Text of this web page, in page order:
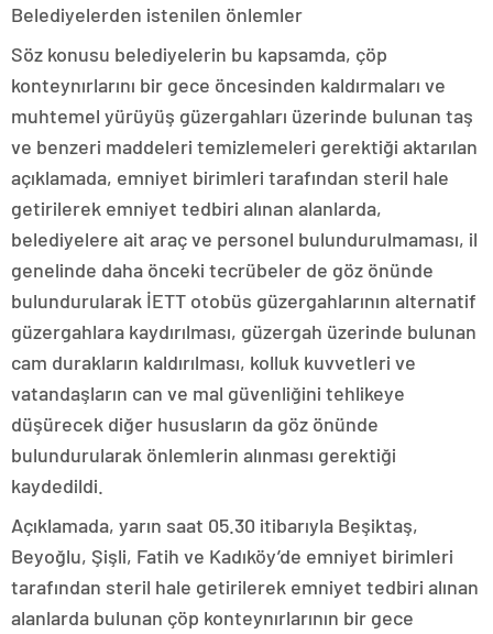
Belediyelerden istenilen önlemler
Söz konusu belediyelerin bu kapsamda, çöp
konteynırlarını bir gece öncesinden kaldırmaları ve
muhtemel yürüyüş güzergahları üzerinde bulunan taş
ve benzeri maddeleri temizlemeleri gerektiği aktarılan
açıklamada, emniyet birimleri tarafından steril hale
getirilerek emniyet tedbiri alınan alanlarda,
belediyelere ait araç ve personel bulundurulmaması, il
genelinde daha önceki tecrübeler de göz önünde
bulundurularak İETT otobüs güzergahlarının alternatif
güzergahlara kaydırılması, güzergah üzerinde bulunan
cam durakların kaldırılması, kolluk kuvvetleri ve
vatandaşların can ve mal güvenliğini tehlikeye
düşürecek diğer hususların da göz önünde
bulundurularak önlemlerin alınması gerektiği
kaydedildi.
Açıklamada, yarın saat 05.30 itibarıyla Beşiktaş,
Beyoğlu, Şişli, Fatih ve Kadıköy’de emniyet birimleri
tarafından steril hale getirilerek emniyet tedbiri alınan
alanlarda bulunan çöp konteynırlarının bir gece